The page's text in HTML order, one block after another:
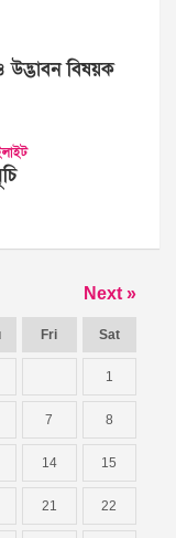
উদ্ভাবন বিষয়ক
Next »
Fri Sat
1
7 8
14 15
21 22